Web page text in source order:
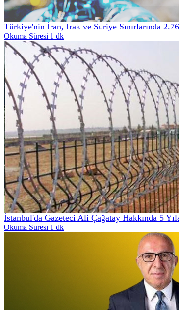
Türkiye'nin İran, Irak ve Suriye Sınırlarında
Okuma Süresi 1 dk
İstanbul'da Gazeteci Ali Çağatay Hakkında 5
Okuma Süresi 1 dk